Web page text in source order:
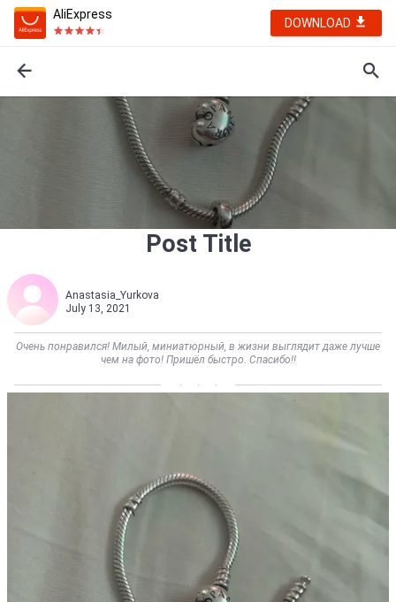
AliExpress
DOWNLOAD
Post Title
Anastasia_Yurkova
July 13, 2021
Очень понравился! Милый, миниатюрный, в жизни выглядит даже лучше
чем на фото! Пришёл быстро. Спасибо!!